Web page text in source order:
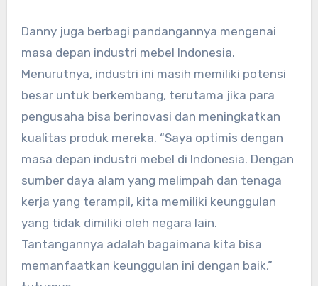
Danny juga berbagi pandangannya mengenai
masa depan industri mebel Indonesia.
Menurutnya, industri ini masih memiliki potensi
besar untuk berkembang, terutama jika para
pengusaha bisa berinovasi dan meningkatkan
kualitas produk mereka. “Saya optimis dengan
masa depan industri mebel di Indonesia. Dengan
sumber daya alam yang melimpah dan tenaga
kerja yang terampil, kita memiliki keunggulan
yang tidak dimiliki oleh negara lain.
Tantangannya adalah bagaimana kita bisa
memanfaatkan keunggulan ini dengan baik,”